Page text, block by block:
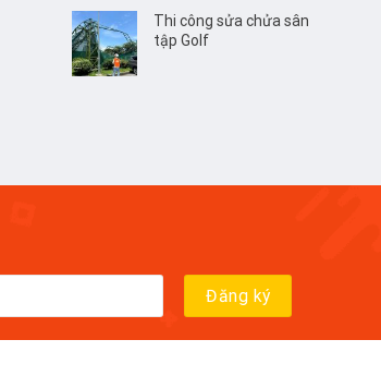
Thi công sửa chửa sân
tập Golf